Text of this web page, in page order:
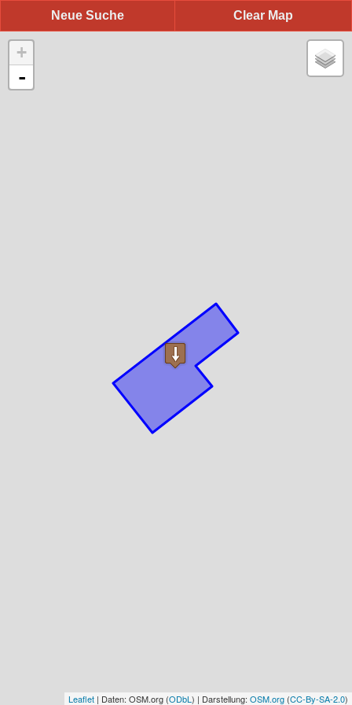
Clear Map
Neue Suche
+
-
Leaflet | Daten: OSM.org (ODbL ) | Darstellung: OSM.org (CC-By-SA-2.0)